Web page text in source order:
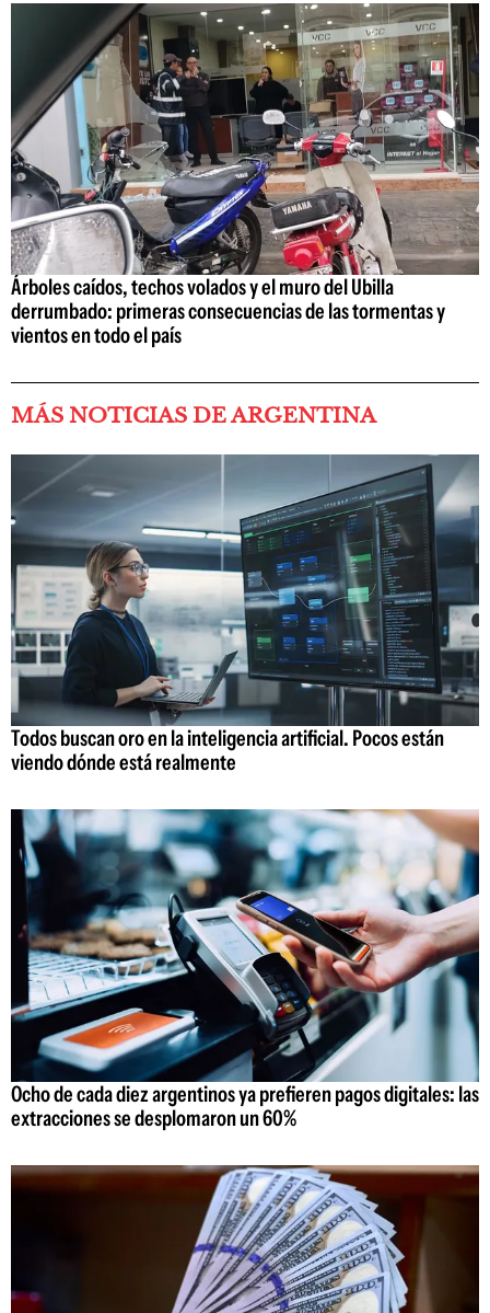
Árboles caídos, techos volados y el muro del Ubilla
derrumbado: primeras consecuencias de las tormentas y
vientos en todo el país
MÁS NOTICIAS DE ARGENTINA
Todos buscan oro en la inteligencia artificial. Pocos están
viendo dónde está realmente
Ocho de cada diez argentinos ya prefieren pagos digitales: las
extracciones se desplomaron un 60%